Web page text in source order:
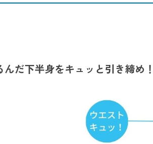
んだ下半身をキュッと引き締め！